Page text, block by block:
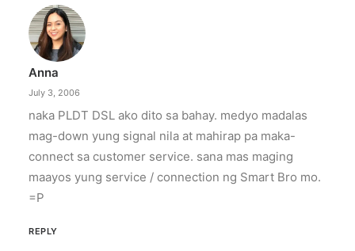
Anna
July 3, 2006
naka PLDT DSL ako dito sa bahay. medyo madalas
mag-down yung signal nila at mahirap pa maka-
connect sa customer service. sana mas maging
maayos yung service / connection ng Smart Bro mo.
=P
REPLY